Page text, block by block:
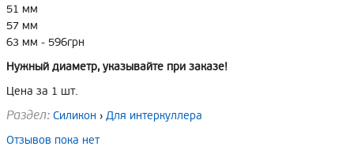
51 мм
57 мм
63 мм - 596грн
Нужный диаметр, указывайте при заказе!
Цена за 1 шт.
Раздел: Силикон › Для интеркуллера
Отзывов пока нет